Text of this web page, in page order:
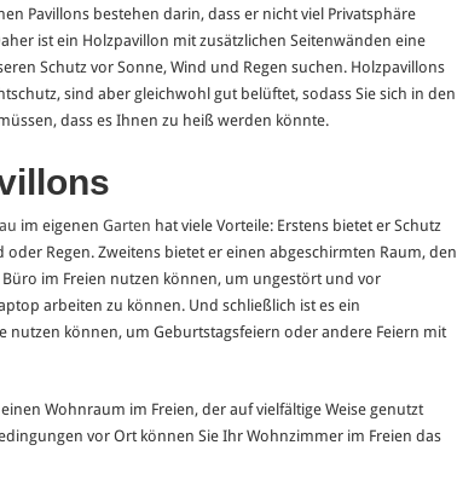
Pavillons bestehen darin, dass er nicht viel Privatsphäre
ist ein Holzpavillon mit zusätzlichen Seitenwänden eine
Schutz vor Sonne, Wind und Regen suchen. Holzpavillons
sind aber gleichwohl gut belüftet, sodass Sie sich in den
dass es Ihnen zu heiß werden könnte.
im eigenen Garten hat viele Vorteile: Erstens bietet er Schutz
Regen. Zweitens bietet er einen abgeschirmten Raum, den
im Freien nutzen können, um ungestört und vor
arbeiten zu können. Und schließlich ist es ein
nutzen können, um Geburtstagsfeiern oder andere Feiern mit
Wohnraum im Freien, der auf vielfältige Weise genutzt
vor Ort können Sie Ihr Wohnzimmer im Freien das